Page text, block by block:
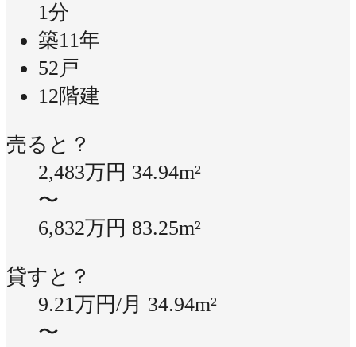
1分
築11年
52戸
12階建
売ると？
2,483万円 34.94m²
〜
6,832万円 83.25m²
貸すと？
9.21万円/月 34.94m²
〜